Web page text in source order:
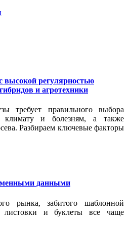
высокой регулярностью
и агротехники
требует правильного выбора
климату и болезням, а также
Разбираем ключевые факторы
данными
рынка, забитого шаблонной
листовки и буклеты все чаще